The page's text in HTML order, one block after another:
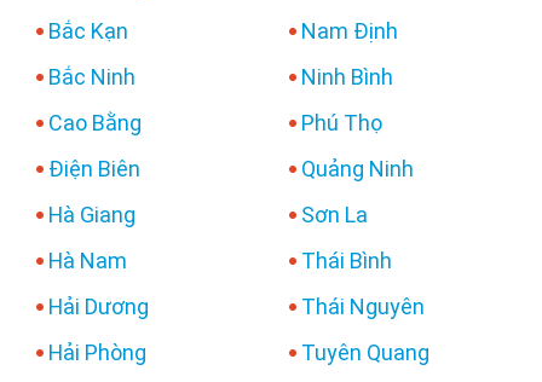
Bắc Kạn
Bắc Ninh
Cao Bằng
Điện Biên
Hà Giang
Hà Nam
Hải Dương
Hải Phòng
Nam Định
Ninh Bình
Phú Thọ
Quảng Ninh
Sơn La
Thái Bình
Thái Nguyên
Tuyên Quang